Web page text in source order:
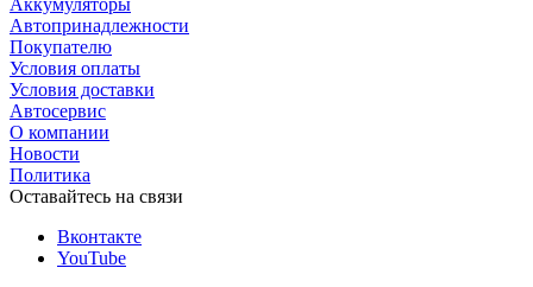
Аккумуляторы
Автопринадлежности
Покупателю
Условия оплаты
Условия доставки
Автосервис
О компании
Новости
Политика
Оставайтесь на связи
Вконтакте
YouTube